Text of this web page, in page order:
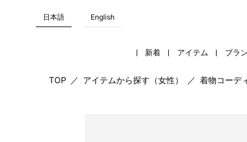
日本語 English
新着 アイテム ブラ
TOP ／ アイテムから探す（女性） ／ 着物コーデ